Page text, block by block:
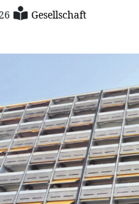
Gesellschaft